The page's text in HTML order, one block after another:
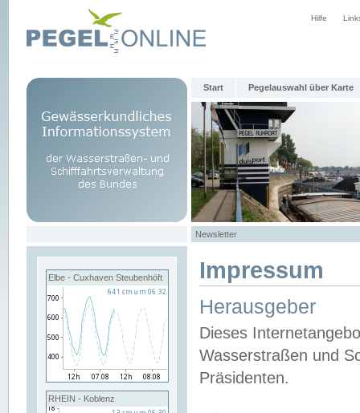
Hilfe
Start Pegelauswahl über Karte
Newsletter
Elbe - Cuxhaven Steubenhöft
RHEIN - Koblenz
Impressum
Herausgeber
Dieses
Wasserstraßen und
Präsidenten.